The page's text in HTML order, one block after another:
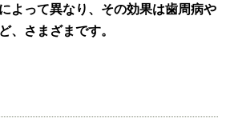
よって異なり、その効果は歯周病や
、さまざまです。